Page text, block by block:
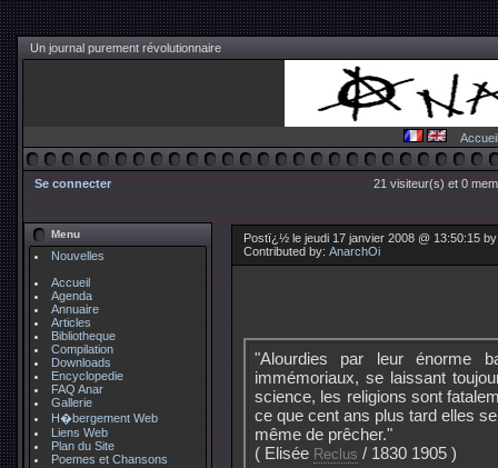
Un journal purement révolutionnaire
Accueil
Se connecter 21 visiteur(s) et 0
Menu
Nouvelles
Accueil
Agenda
Annuaire
Articles
Bibliotheque
Compilation
Downloads
Encyclopedie
FAQ Anar
Gallerie
H�bergement Web
Liens Web
Plan du Site
Poemes et Chansons
Postï¿½ le jeudi 17 janvier 2008 @ 13:50:15
Contributed by: AnarchOi
"Alourdies par leur énorme
immémoriaux, se laissant
science, les religions sont
ce que cent ans plus tard elles
même de prêcher."
( Elisée Reclus / 1830 1905 )